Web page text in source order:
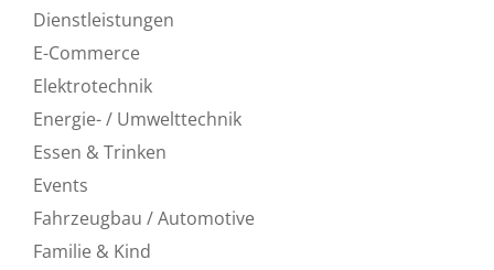
Dienstleistungen
E-Commerce
Elektrotechnik
Energie- / Umwelttechnik
Essen & Trinken
Events
Fahrzeugbau / Automotive
Familie & Kind